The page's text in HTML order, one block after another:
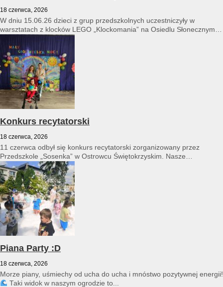
18 czerwca, 2026
W dniu 15.06.26 dzieci z grup przedszkolnych uczestniczyły w
warsztatach z klocków LEGO „Klockomania” na Osiedlu Słonecznym
Konkurs recytatorski
18 czerwca, 2026
11 czerwca odbył się konkurs recytatorski zorganizowany przez
Przedszkole „Sosenka” w Ostrowcu Świętokrzyskim. Nasze
przedszkole reprezentował Franciszek Karpiński...
Piana Party :D
18 czerwca, 2026
Morze piany, uśmiechy od ucha do ucha i mnóstwo pozytywnej energii!
Taki widok w naszym ogrodzie to...